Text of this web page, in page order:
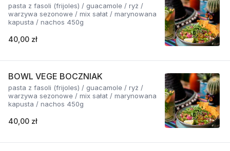
pasta z fasoli (frijoles) / guacamole / ryż /
warzywa sezonowe / mix sałat / marynowana
kapusta / nachos 450g
40,00 zł
BOWL VEGE BOCZNIAK
pasta z fasoli (frijoles) / guacamole / ryż /
warzywa sezonowe / mix sałat / marynowana
kapusta / nachos 450g
40,00 zł